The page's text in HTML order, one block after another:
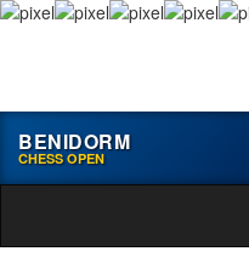
BENIDORM
CHESS OPEN